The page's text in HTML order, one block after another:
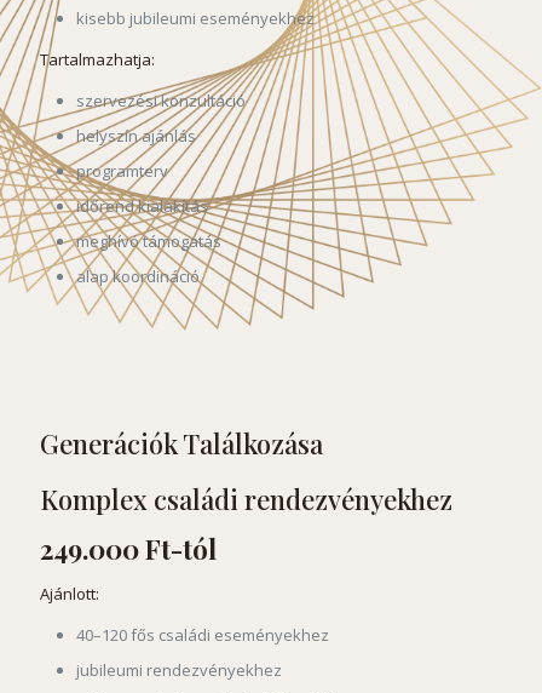
kisebb jubileumi eseményekhez
Tartalmazhatja:
szervezési konzultáció
helyszín ajánlás
programterv
időrend kialakítás
meghívó támogatás
alap koordináció
Generációk Találkozása
Komplex családi rendezvényekhez
249.000 Ft-tól
Ajánlott:
40–120 fős családi eseményekhez
jubileumi rendezvényekhez